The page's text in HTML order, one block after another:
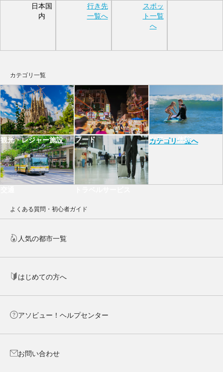
日本国
内
行き先
一覧へ
スポッ
ト一覧
へ
カテゴリ一覧
観光・レジャー施設 フード ツアー・体験
カテゴリ一覧へ
よくある質問・初心者ガイド
人気の都市一覧
はじめての方へ
アソビュー！ヘルプセンター
お問い合わせ